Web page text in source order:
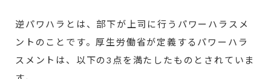
逆パワハラとは、部下が上司に行うパワーハラスメ
ントのことです。厚生労働省が定義するパワーハラ
スメントは、以下の3点を満たしたものとされていま